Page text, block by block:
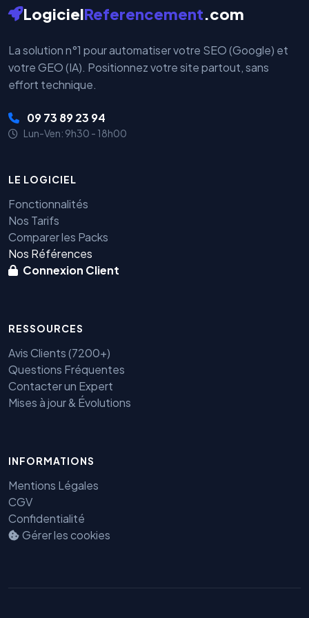
LogicielReferencement.com
La solution n°1 pour automatiser votre SEO (Google) et
votre GEO (IA). Positionnez votre site partout, sans
effort technique.
09 73 89 23 94
Lun-Ven: 9h30 - 18h00
LE LOGICIEL
Fonctionnalités
Nos Tarifs
Comparer les Packs
Nos Références
Connexion Client
RESSOURCES
Avis Clients (7200+)
Questions Fréquentes
Contacter un Expert
Mises à jour & Évolutions
INFORMATIONS
Mentions Légales
CGV
Confidentialité
Gérer les cookiesGEO